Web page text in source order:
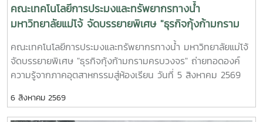
คณะเทคโนโลยีการประมงและทรัพยากรทางน้ำ
มหาวิทยาลัยแม่โจ้ จัดบรรยายพิเศษ "ธุรกิจกุ้งก้ามกราม
ครบวงจร" ถ่ายทอดองค์ความรู้จากภาคอุตสาหกรรมสู่
ห้องเรียน|Maejo University Strengthens Industry–
Academia Collaboration through Special Lecture
on the Integrated Giant Freshwater Prawn Industry
คณะเทคโนโลยีการประมงและทรัพยากรทางน้ำ มหาวิทยาลัยแม่โจ้
จัดบรรยายพิเศษ "ธุรกิจกุ้งก้ามกรามครบวงจร" ถ่ายทอดองค์
ความรู้จากภาคอุตสาหกรรมสู่ห้องเรียน วันที่ 5 สิงหาคม 2569
จัดโครงการบรรยายพิเศษด้านการเพาะเลี้ยงสัตว์น้ำ ภายใต้หัวข้อ
"ธุรกิจกุ้งก้ามกรามครบวงจร" ณ ห้อง FT 1301 เพื่อเสริมสร้าง
6 สิงหาคม 2569